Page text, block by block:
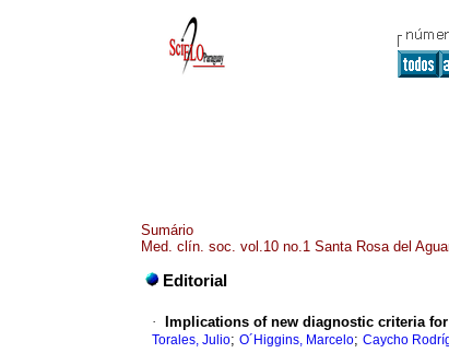
Sumário
Med. clín. soc. vol.10 no.1 Santa Rosa del
Editorial
· Implications of new diagnostic criteria
Torales, Julio; O´Higgins, Marcelo; Caycho